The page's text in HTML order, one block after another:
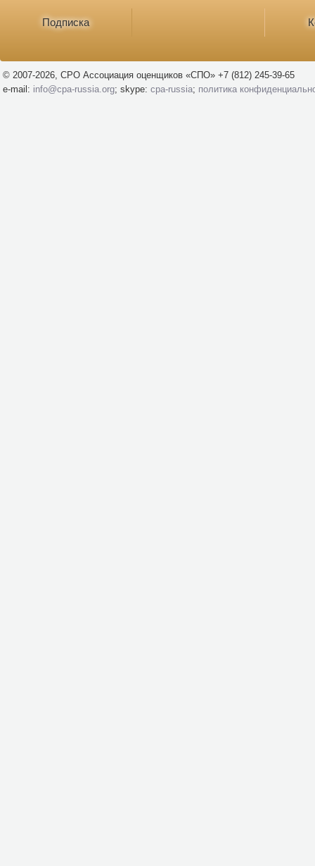
Подписка
© 2007-2026, СРО Ассоциация оценщиков «СПО» +7 (812) 245-39-65
e-mail: info@cpa-russia.org; skype: cpa-russia; политика